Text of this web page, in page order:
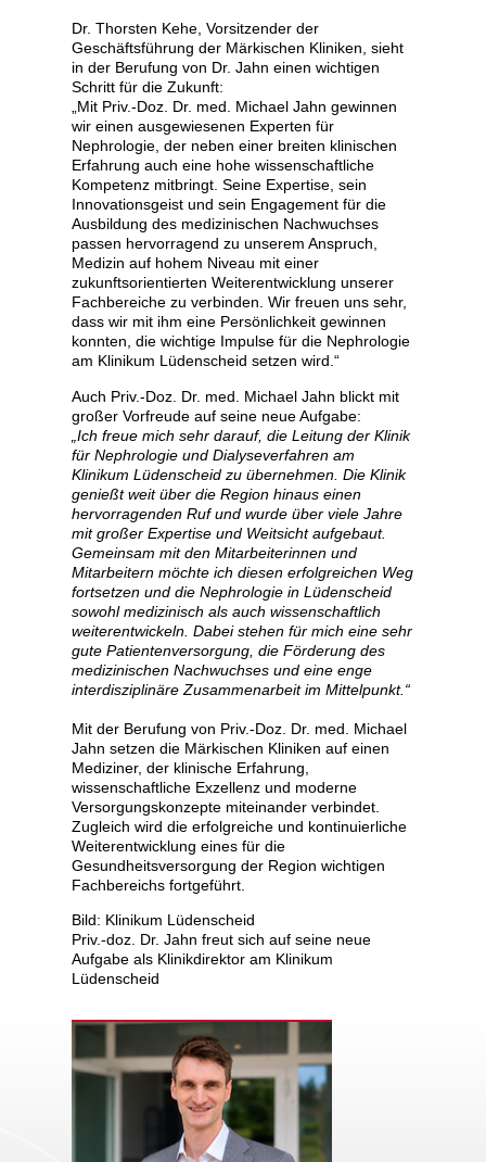
Dr. Thorsten Kehe, Vorsitzender der
Geschäftsführung der Märkischen Kliniken, sieht
in der Berufung von Dr. Jahn einen wichtigen
Schritt für die Zukunft:
„Mit Priv.-Doz. Dr. med. Michael Jahn gewinnen
wir einen ausgewiesenen Experten für
Nephrologie, der neben einer breiten klinischen
Erfahrung auch eine hohe wissenschaftliche
Kompetenz mitbringt. Seine Expertise, sein
Innovationsgeist und sein Engagement für die
Ausbildung des medizinischen Nachwuchses
passen hervorragend zu unserem Anspruch,
Medizin auf hohem Niveau mit einer
zukunftsorientierten Weiterentwicklung unserer
Fachbereiche zu verbinden. Wir freuen uns sehr,
dass wir mit ihm eine Persönlichkeit gewinnen
konnten, die wichtige Impulse für die Nephrologie
am Klinikum Lüdenscheid setzen wird.“
Auch Priv.-Doz. Dr. med. Michael Jahn blickt mit
großer Vorfreude auf seine neue Aufgabe:
„Ich freue mich sehr darauf, die Leitung der Klinik
für Nephrologie und Dialyseverfahren am
Klinikum Lüdenscheid zu übernehmen. Die Klinik
genießt weit über die Region hinaus einen
hervorragenden Ruf und wurde über viele Jahre
mit großer Expertise und Weitsicht aufgebaut.
Gemeinsam mit den Mitarbeiterinnen und
Mitarbeitern möchte ich diesen erfolgreichen Weg
fortsetzen und die Nephrologie in Lüdenscheid
sowohl medizinisch als auch wissenschaftlich
weiterentwickeln. Dabei stehen für mich eine sehr
gute Patientenversorgung, die Förderung des
medizinischen Nachwuchses und eine enge
interdisziplinäre Zusammenarbeit im Mittelpunkt.“
Mit der Berufung von Priv.-Doz. Dr. med. Michael
Jahn setzen die Märkischen Kliniken auf einen
Mediziner, der klinische Erfahrung,
wissenschaftliche Exzellenz und moderne
Versorgungskonzepte miteinander verbindet.
Zugleich wird die erfolgreiche und kontinuierliche
Weiterentwicklung eines für die
Gesundheitsversorgung der Region wichtigen
Fachbereichs fortgeführt.
Bild: Klinikum Lüdenscheid
Priv.-doz. Dr. Jahn freut sich auf seine neue
Aufgabe als Klinikdirektor am Klinikum
Lüdenscheid